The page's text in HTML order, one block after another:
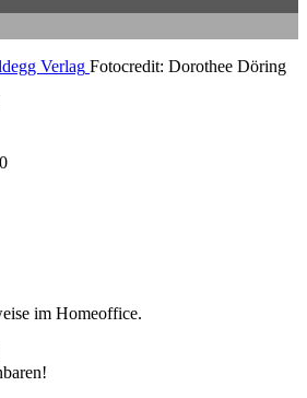
Fotocredit: Dorothee Döring
im Homeoffice.